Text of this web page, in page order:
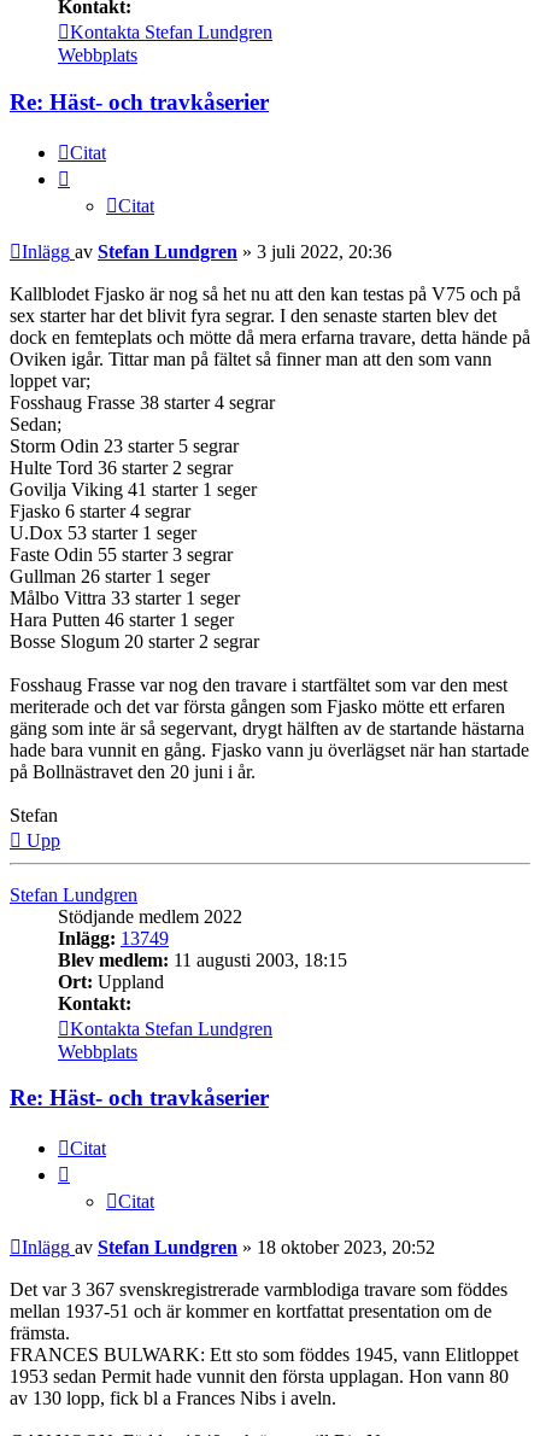
Kontakt:
Kontakta Stefan Lundgren
Webbplats
Re: Häst- och travkåserier
Citat
Citat
Inlägg av Stefan Lundgren » 3 juli 2022, 20:36
Kallblodet Fjasko är nog så het nu att den kan testas på V75 och på
sex starter har det blivit fyra segrar. I den senaste starten blev det
dock en femteplats och mötte då mera erfarna travare, detta hände på
Oviken igår. Tittar man på fältet så finner man att den som vann
loppet var;
Fosshaug Frasse 38 starter 4 segrar
Sedan;
Storm Odin 23 starter 5 segrar
Hulte Tord 36 starter 2 segrar
Govilja Viking 41 starter 1 seger
Fjasko 6 starter 4 segrar
U.Dox 53 starter 1 seger
Faste Odin 55 starter 3 segrar
Gullman 26 starter 1 seger
Målbo Vittra 33 starter 1 seger
Hara Putten 46 starter 1 seger
Bosse Slogum 20 starter 2 segrar
Fosshaug Frasse var nog den travare i startfältet som var den mest
meriterade och det var första gången som Fjasko mötte ett erfaren
gäng som inte är så segervant, drygt hälften av de startande hästarna
hade bara vunnit en gång. Fjasko vann ju överlägset när han startade
på Bollnästravet den 20 juni i år.
Stefan
Upp
Stefan Lundgren
Stödjande medlem 2022
Inlägg: 13749
Blev medlem: 11 augusti 2003, 18:15
Ort: Uppland
Kontakt:
Kontakta Stefan Lundgren
Webbplats
Re: Häst- och travkåserier
Citat
Citat
Inlägg av Stefan Lundgren » 18 oktober 2023, 20:52
Det var 3 367 svenskregistrerade varmblodiga travare som föddes
mellan 1937-51 och är kommer en kortfattat presentation om de
främsta.
FRANCES BULWARK: Ett sto som föddes 1945, vann Elitloppet
1953 sedan Permit hade vunnit den första upplagan. Hon vann 80
av 130 lopp, fick bl a Frances Nibs i aveln.